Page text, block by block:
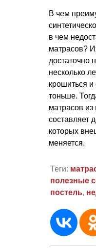
В чем
в чем
матрасов?
достаточно
несколько
крошиться и
тоньше.
матрасов из
составляет
которых
меняется.
Теги:
полезные
постель,